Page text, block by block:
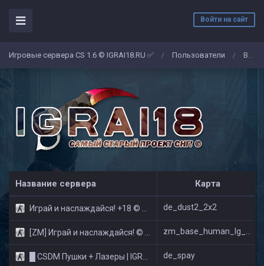
Войти на сайт
Игровые сервера CS 1.6 © IGRAI18.RU ✅ / Пользователи / Владос Федченко
Название сервера Карта
Играй и наслаждайся! +18 © Public de_dust2_2x2
[ZM] Играй и наслаждайся! © Zombie Show
█ CSDM Пушки + Лазеры | IGRAI18.RU ツ █ de_spay